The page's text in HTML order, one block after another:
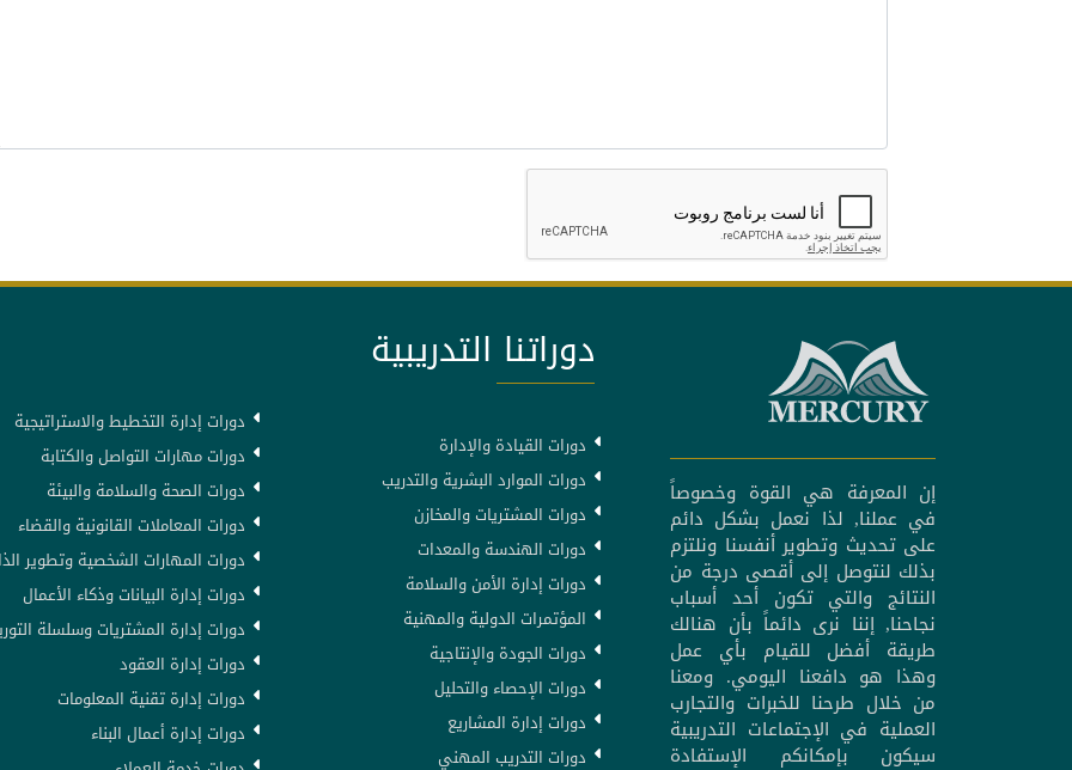
إن المعرفة هي القوة وخصوصاً
في عملنا, لذا نعمل بشكل دائم
على تحديث وتطوير أنفسنا ونلتزم
بذلك لنتوصل إلى أقصى درجة من
النتائج والتي تكون أحد أسباب
نجاحنا, إننا نرى دائماً بأن هنالك
طريقة أفضل للقيام بأي عمل
وهذا هو دافعنا اليومي. ومعنا
من خلال طرحنا للخبرات والتجارب
العملية في الإجتماعات التدريبية
سيكون بإمكانكم الإستفادة
دوراتنا التدريبية
دورات القيادة والإدارة
دورات الموارد البشرية والتدريب
دورات المشتريات والمخازن
دورات الهندسة والمعدات
دورات إدارة الأمن والسلامة
المؤتمرات الدولية والمهنية
دورات الجودة والإنتاجية
دورات الإحصاء والتحليل
دورات إدارة المشاريع
دورات التدريب المهني
دورات إدارة التخطيط والاستراتيجية
دورات مهارات التواصل والكتابة
دورات الصحة والسلامة والبيئة
دورات المعاملات القانونية والقضاء
دورات المهارات الشخصية وتطوير
دورات إدارة البيانات وذكاء الأعمال
دورات إدارة المشتريات وسلسلة
دورات إدارة العقود
دورات إدارة تقنية المعلومات
دورات إدارة أعمال البناء